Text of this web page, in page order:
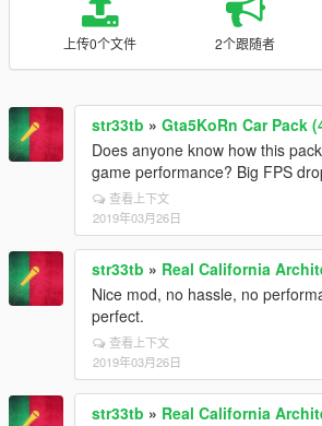
上传0个文件 2个跟随者
str33tb » Gta5KoRn Car Pack
Does anyone know how this
game performance? Big FPS
查看上下文
2019年03月26日
str33tb » Real California
Nice mod, no hassle, no
perfect.
查看上下文
2019年03月26日
str33tb » Real California